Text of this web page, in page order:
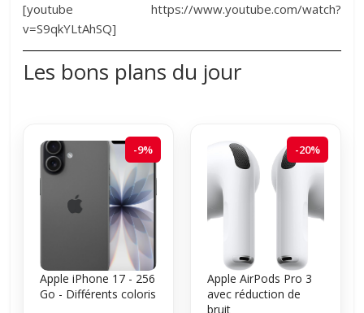
[youtube https://www.youtube.com/watch?
v=S9qkYLtAhSQ]
Les bons plans du jour
-9%
Apple iPhone 17 - 256
Go - Différents coloris
-20%
Apple AirPods Pro 3
avec réduction de
bruit